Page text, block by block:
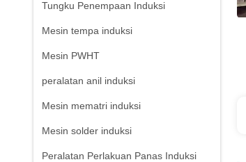
Tungku Penempaan Induksi
Mesin tempa induksi
Mesin PWHT
peralatan anil induksi
Mesin mematri induksi
Mesin solder induksi
Peralatan Perlakuan Panas Induksi